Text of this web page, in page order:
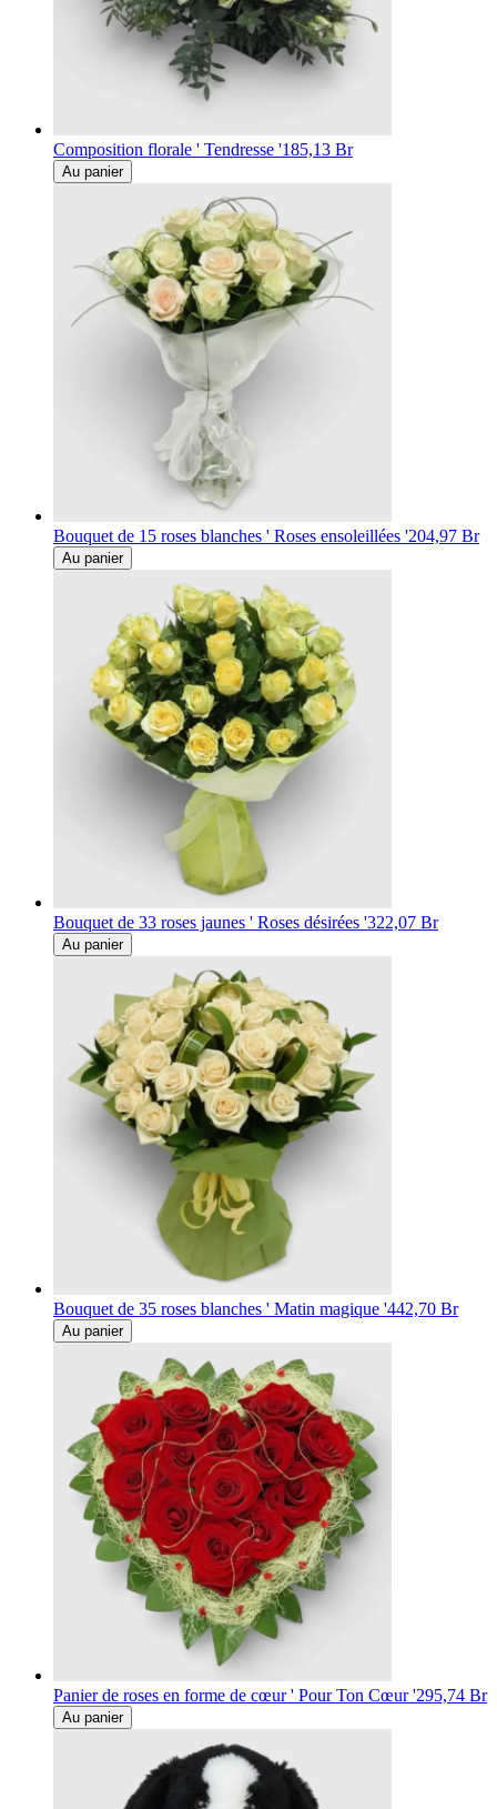
Composition florale ' Tendresse '185,13 Br
Au panier
Bouquet de 15 roses blanches ' Roses ensoleillées '204,97 Br
Au panier
Bouquet de 33 roses jaunes ' Roses désirées '322,07 Br
Au panier
Bouquet de 35 roses blanches ' Matin magique '442,70 Br
Au panier
Panier de roses en forme de cœur ' Pour Ton Cœur '295,74 Br
Au panier